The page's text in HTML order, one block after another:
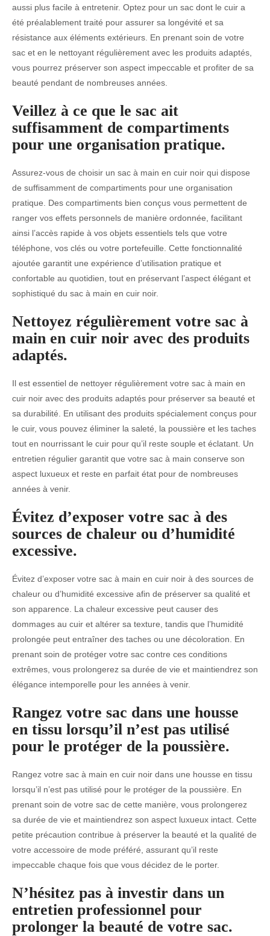
aussi plus facile à entretenir. Optez pour un sac dont le cuir a
été préalablement traité pour assurer sa longévité et sa
résistance aux éléments extérieurs. En prenant soin de votre
sac et en le nettoyant régulièrement avec les produits adaptés,
vous pourrez préserver son aspect impeccable et profiter de sa
beauté pendant de nombreuses années.
Veillez à ce que le sac ait
suffisamment de compartiments
pour une organisation pratique.
Assurez-vous de choisir un sac à main en cuir noir qui dispose
de suffisamment de compartiments pour une organisation
pratique. Des compartiments bien conçus vous permettent de
ranger vos effets personnels de manière ordonnée, facilitant
ainsi l’accès rapide à vos objets essentiels tels que votre
téléphone, vos clés ou votre portefeuille. Cette fonctionnalité
ajoutée garantit une expérience d’utilisation pratique et
confortable au quotidien, tout en préservant l’aspect élégant et
sophistiqué du sac à main en cuir noir.
Nettoyez régulièrement votre sac à
main en cuir noir avec des produits
adaptés.
Il est essentiel de nettoyer régulièrement votre sac à main en
cuir noir avec des produits adaptés pour préserver sa beauté et
sa durabilité. En utilisant des produits spécialement conçus pour
le cuir, vous pouvez éliminer la saleté, la poussière et les taches
tout en nourrissant le cuir pour qu’il reste souple et éclatant. Un
entretien régulier garantit que votre sac à main conserve son
aspect luxueux et reste en parfait état pour de nombreuses
années à venir.
Évitez d’exposer votre sac à des
sources de chaleur ou d’humidité
excessive.
Évitez d’exposer votre sac à main en cuir noir à des sources de
chaleur ou d’humidité excessive afin de préserver sa qualité et
son apparence. La chaleur excessive peut causer des
dommages au cuir et altérer sa texture, tandis que l’humidité
prolongée peut entraîner des taches ou une décoloration. En
prenant soin de protéger votre sac contre ces conditions
extrêmes, vous prolongerez sa durée de vie et maintiendrez son
élégance intemporelle pour les années à venir.
Rangez votre sac dans une housse
en tissu lorsqu’il n’est pas utilisé
pour le protéger de la poussière.
Rangez votre sac à main en cuir noir dans une housse en tissu
lorsqu’il n’est pas utilisé pour le protéger de la poussière. En
prenant soin de votre sac de cette manière, vous prolongerez
sa durée de vie et maintiendrez son aspect luxueux intact. Cette
petite précaution contribue à préserver la beauté et la qualité de
votre accessoire de mode préféré, assurant qu’il reste
impeccable chaque fois que vous décidez de le porter.
N’hésitez pas à investir dans un
entretien professionnel pour
prolonger la beauté de votre sac.